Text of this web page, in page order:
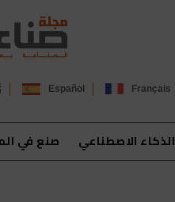
Français
Español
الذكاء الاصطناعي صنع في